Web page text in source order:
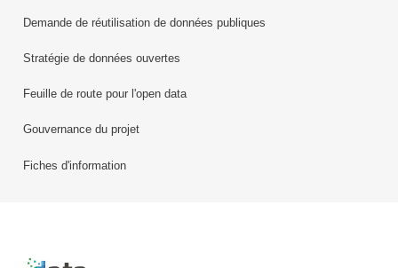
Demande de réutilisation de données publiques
Stratégie de données ouvertes
Feuille de route pour l'open data
Gouvernance du projet
Fiches d'information